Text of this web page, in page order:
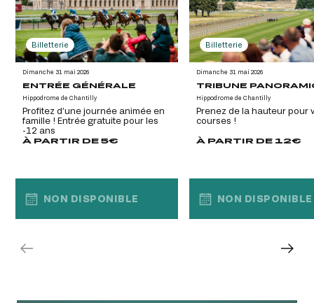
Billetterie
Dimanche 31 mai 2026
ENTRÉE GÉNÉRALE
Hippodrome de Chantilly
Profitez d’une journée animée en
famille ! Entrée gratuite pour les
-12 ans
À PARTIR DE 5€
NON DISPONIBLE
Billetterie
Dimanche 31 mai 2026
TRIBUNE
Hippodrome de Chantilly
Prenez de la hauteur pour
courses !
À PARTIR DE 12€
NON DISPONIBLE